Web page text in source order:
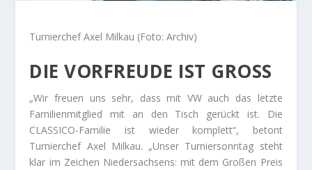
Turnierchef Axel Milkau (Foto: Archiv)
DIE VORFREUDE IST GROSS
„Wir freuen uns sehr, dass mit VW auch das letzte
Familienmitglied mit an den Tisch gerückt ist. Die
CLASSICO-Familie ist wieder komplett“, betont
Turnierchef Axel Milkau. „Unser Turniersonntag steht
klar im Zeichen Niedersachsens: mit dem Großen Preis